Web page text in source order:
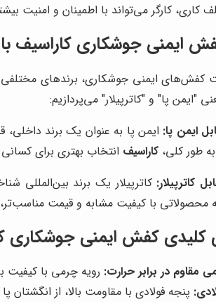
کاری، کارگر می‌تواند با اطمینان و امنیت
ایمنی جوشکاری کاراسیف با
کفش‌های ایمنی جوشکاری، برندهای
"ایمن پا" و "کاترپیلار" می‌پردازیم:
ایمن پا: ایمن پا به عنوان یک برند
طور کلی، کاراسیف انتخاب بهتری برای
کاترپیلار: کاترپیلار یک برند بین‌المللی
محصولاتی با کیفیت مشابه و قیمت
کلیدی کفش ایمنی جوشکاری
مقاوم در برابر حرارت: رویه چرمی با کیفیت
پنجه فولادی با مقاومت بالا، از